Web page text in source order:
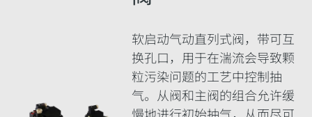
软启动气动直列式阀，带可互
换孔口，用于在湍流会导致颗
粒污染问题的工艺中控制抽
气。从阀和主阀的组合允许缓